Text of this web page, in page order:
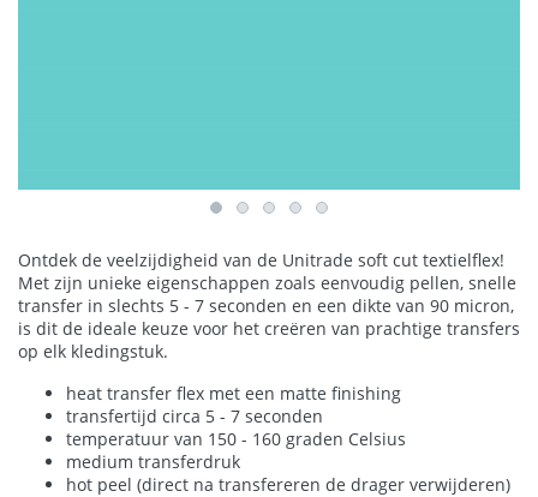
Ontdek de veelzijdigheid van de Unitrade soft cut textielflex!
Met zijn unieke eigenschappen zoals eenvoudig pellen, snelle
transfer in slechts 5 - 7 seconden en een dikte van 90 micron,
is dit de ideale keuze voor het creëren van prachtige transfers
op elk kledingstuk.
heat transfer flex met een matte finishing
transfertijd circa 5 - 7 seconden
temperatuur van 150 - 160 graden Celsius
medium transferdruk
hot peel (direct na transfereren de drager verwijderen)